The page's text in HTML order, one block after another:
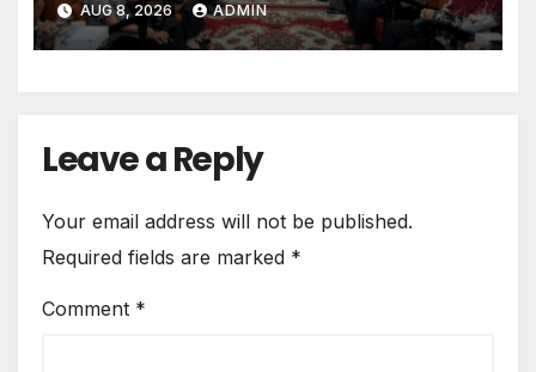
AUG 8, 2026 ADMIN
Leave a Reply
Your email address will not be published.
Required fields are marked *
Comment *